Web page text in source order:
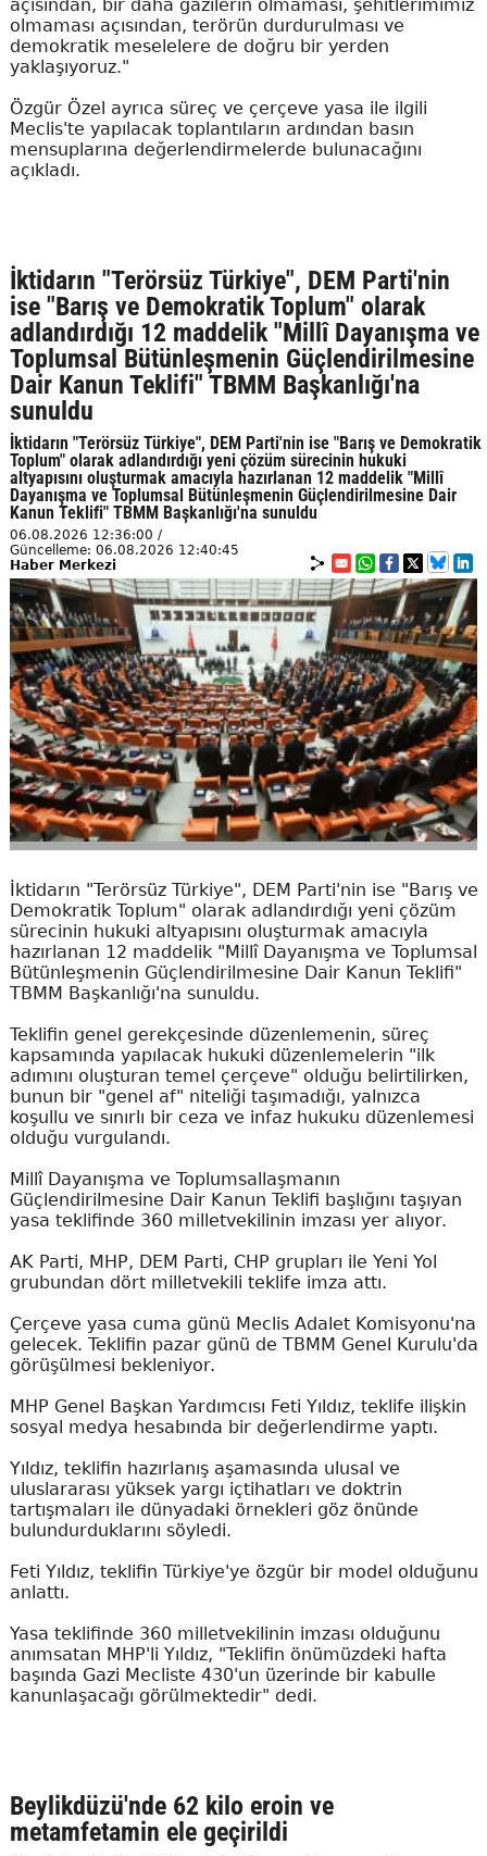
açısından, bir daha gazilerin olmaması, şehitlerimimiz
olmaması açısından, terörün durdurulması ve
demokratik meselelere de doğru bir yerden
yaklaşıyoruz."
Özgür Özel ayrıca süreç ve çerçeve yasa ile ilgili
Meclis'te yapılacak toplantıların ardından basın
mensuplarına değerlendirmelerde bulunacağını
açıkladı.
İktidarın "Terörsüz Türkiye", DEM Parti'nin
ise "Barış ve Demokratik Toplum" olarak
adlandırdığı 12 maddelik "Millî Dayanışma ve
Toplumsal Bütünleşmenin Güçlendirilmesine
Dair Kanun Teklifi" TBMM Başkanlığı'na
sunuldu
İktidarın "Terörsüz Türkiye", DEM Parti'nin ise "Barış ve Demokratik
Toplum" olarak adlandırdığı yeni çözüm sürecinin hukuki
altyapısını oluşturmak amacıyla hazırlanan 12 maddelik "Millî
Dayanışma ve Toplumsal Bütünleşmenin Güçlendirilmesine Dair
Kanun Teklifi" TBMM Başkanlığı'na sunuldu
06.08.2026 12:36:00 /
Güncelleme: 06.08.2026 12:40:45
Haber Merkezi
İktidarın "Terörsüz Türkiye", DEM Parti'nin ise "Barış ve
Demokratik Toplum" olarak adlandırdığı yeni çözüm
sürecinin hukuki altyapısını oluşturmak amacıyla
hazırlanan 12 maddelik "Millî Dayanışma ve Toplumsal
Bütünleşmenin Güçlendirilmesine Dair Kanun Teklifi"
TBMM Başkanlığı'na sunuldu.
Teklifin genel gerekçesinde düzenlemenin, süreç
kapsamında yapılacak hukuki düzenlemelerin "ilk
adımını oluşturan temel çerçeve" olduğu belirtilirken,
bunun bir "genel af" niteliği taşımadığı, yalnızca
koşullu ve sınırlı bir ceza ve infaz hukuku düzenlemesi
olduğu vurgulandı.
Millî Dayanışma ve Toplumsallaşmanın
Güçlendirilmesine Dair Kanun Teklifi başlığını taşıyan
yasa teklifinde 360 milletvekilinin imzası yer alıyor.
AK Parti, MHP, DEM Parti, CHP grupları ile Yeni Yol
grubundan dört milletvekili teklife imza attı.
Çerçeve yasa cuma günü Meclis Adalet Komisyonu'na
gelecek. Teklifin pazar günü de TBMM Genel Kurulu'da
görüşülmesi bekleniyor.
MHP Genel Başkan Yardımcısı Feti Yıldız, teklife ilişkin
sosyal medya hesabında bir değerlendirme yaptı.
Yıldız, teklifin hazırlanış aşamasında ulusal ve
uluslararası yüksek yargı içtihatları ve doktrin
tartışmaları ile dünyadaki örnekleri göz önünde
bulundurduklarını söyledi.
Feti Yıldız, teklifin Türkiye'ye özgür bir model olduğunu
anlattı.
Yasa teklifinde 360 milletvekilinin imzası olduğunu
anımsatan MHP'li Yıldız, "Teklifin önümüzdeki hafta
başında Gazi Mecliste 430'un üzerinde bir kabulle
kanunlaşacağı görülmektedir" dedi.
Beylikdüzü'nde 62 kilo eroin ve
metamfetamin ele geçirildi